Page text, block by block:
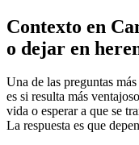
Contexto en
o dejar en
Una de las preguntas
es si resulta más
vida o esperar a que se
La respuesta es que